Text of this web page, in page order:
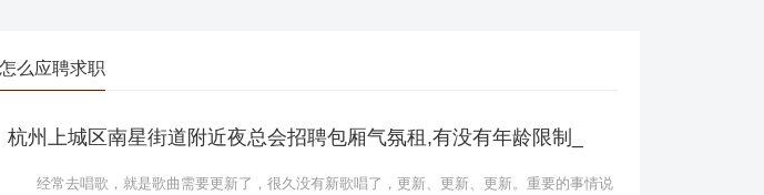
么应聘求职
杭州上城区南星街道附近夜总会招聘包厢气氛租,有没有年龄限制_
经常去唱歌，就是歌曲需要更新了，很久没有新歌唱了，更新、更新、更新。重要的事情说